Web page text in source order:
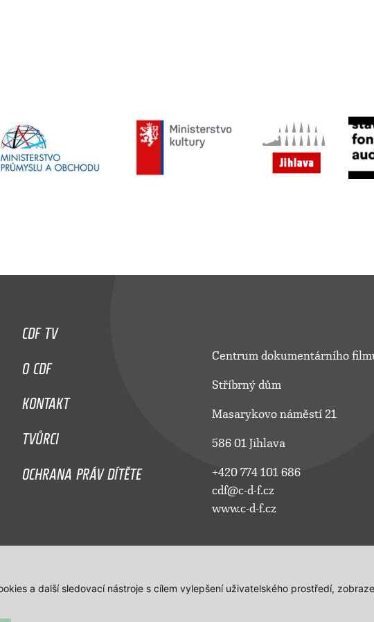
a další sledovací nástroje s cílem vylepšení uživatelského prostředí,
CDF TV
O CDF
KONTAKT
TVŮRCI
OCHRANA PRÁV DÍTĚTE
Centrum dokumentárního
Stříbrný dům
Masarykovo náměstí 21
586 01 Jihlava
+420 774 101 686
cdf@c-d-f.cz
www.c-d-f.cz